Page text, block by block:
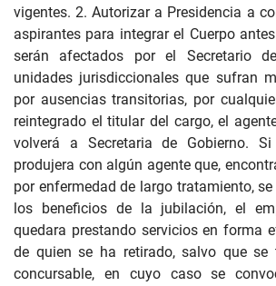
vigentes. 2. Autorizar a Presidencia a
aspirantes para integrar el Cuerpo
serán afectados por el Secretario
unidades jurisdiccionales que sufran
por ausencias transitorias, por
reintegrado el titular del cargo, el
volverá a Secretaria de Gobierno.
produjera con algún agente que,
por enfermedad de largo tratamiento,
los beneficios de la jubilación, el
quedara prestando servicios en forma
de quien se ha retirado, salvo que se
concursable, en cuyo caso se